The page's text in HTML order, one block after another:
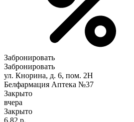
Забронировать
Забронировать
ул. Кнорина, д. 6, пом. 2Н
Белфармация Аптека №37
Закрыто
вчера
Закрыто
6,82 р.